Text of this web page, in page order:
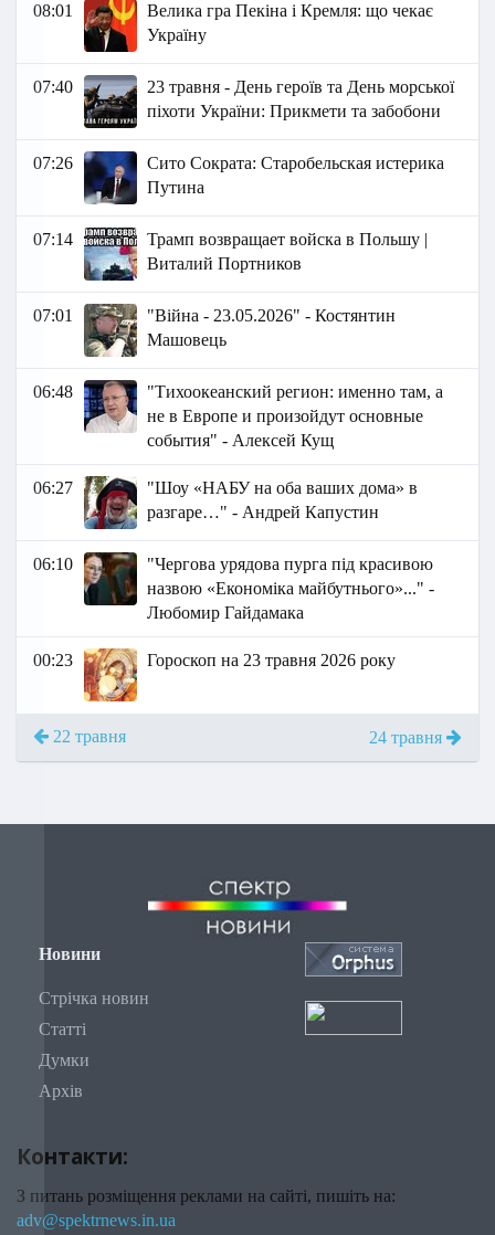
08:01
Велика гра Пекіна і Кремля: що чекає
Україну
07:40
23 травня - День героїв та День морської
піхоти України: Прикмети та забобони
07:26
Сито Сократа: Старобельская истерика
Путина
07:14
Трамп возвращает войска в Польшу |
Виталий Портников
07:01
"Війна - 23.05.2026" - Костянтин
Машовець
06:48
"Тихоокеанский регион: именно там, а
не в Европе и произойдут основные
события" - Алексей Кущ
06:27
"Шоу «НАБУ на оба ваших дома» в
разгаре…" - Андрей Капустин
06:10
"Чергова урядова пурга під красивою
назвою «Економіка майбутнього»..." -
Любомир Гайдамака
00:23 Гороскоп на 23 травня 2026 року
22 травня 24 травня
Новини
Стрічка новин
Статті
Думки
Архів
Контакти:
З питань розміщення реклами на сайті, пишіть на:
adv@spektrnews.in.ua